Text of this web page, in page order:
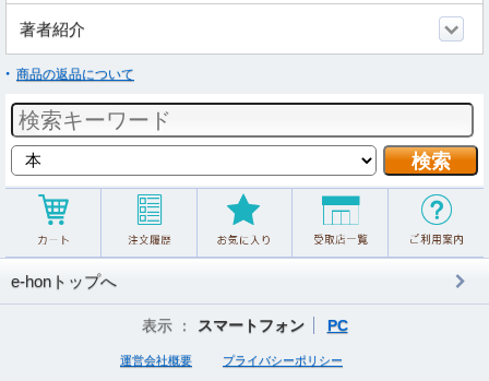
著者紹介
商品の返品について
e-honトップへ
表示 ： スマートフォン PC
運営会社概要 プライバシーポリシー